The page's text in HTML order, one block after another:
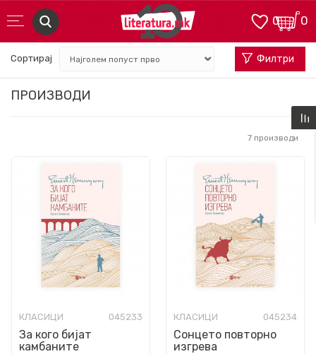
0
0
ПРОИЗВОДИ
Сортирај Филтри
7 производи
КЛАСИЦИ 045233
За кого бијат
камбаните
КЛАСИЦИ 045234
Сонцето повторно
изгрева